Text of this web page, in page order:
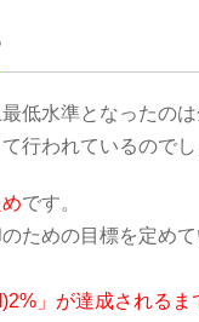
低水準となったの
行われているのでし
です。
ための目標を定め
」が達成される